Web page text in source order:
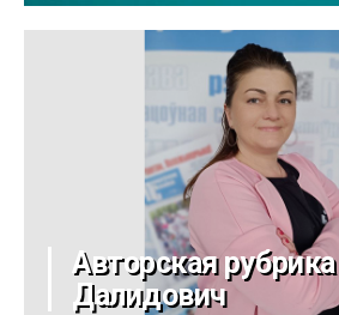
Авторская
Далидович